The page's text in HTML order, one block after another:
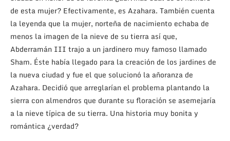
de esta mujer? Efectivamente, es Azahara. También cuenta
la leyenda que la mujer, norteña de nacimiento echaba de
menos la imagen de la nieve de su tierra así que,
Abderramán III trajo a un jardinero muy famoso llamado
Sham. Éste había llegado para la creación de los jardines de
la nueva ciudad y fue el que solucionó la añoranza de
Azahara. Decidió que arreglarían el problema plantando la
sierra con almendros que durante su floración se asemejaría
a la nieve típica de su tierra. Una historia muy bonita y
romántica ¿verdad?